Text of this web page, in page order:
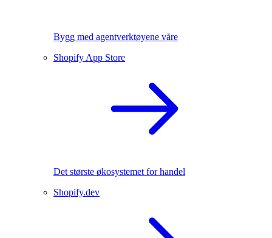
Bygg med agentverktøyene våre
Shopify App Store
Det største økosystemet for handel
Shopify.dev